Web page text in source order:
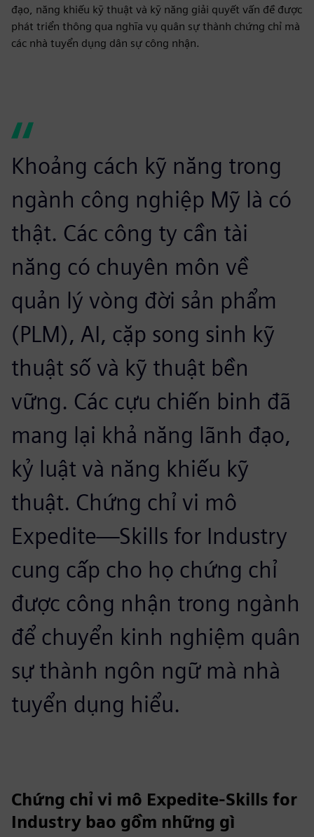
đạo, năng khiếu kỹ thuật và kỹ năng giải quyết vấn đề được
phát triển thông qua nghĩa vụ quân sự thành chứng chỉ mà
các nhà tuyển dụng dân sự công nhận.
Khoảng cách kỹ năng trong
ngành công nghiệp Mỹ là có
thật. Các công ty cần tài
năng có chuyên môn về
quản lý vòng đời sản phẩm
(PLM), AI, cặp song sinh kỹ
thuật số và kỹ thuật bền
vững. Các cựu chiến binh đã
mang lại khả năng lãnh đạo,
kỷ luật và năng khiếu kỹ
thuật. Chứng chỉ vi mô
Expedite—Skills for Industry
cung cấp cho họ chứng chỉ
được công nhận trong ngành
để chuyển kinh nghiệm quân
sự thành ngôn ngữ mà nhà
tuyển dụng hiểu.
Chứng chỉ vi mô Expedite-Skills for
Industry bao gồm những gì